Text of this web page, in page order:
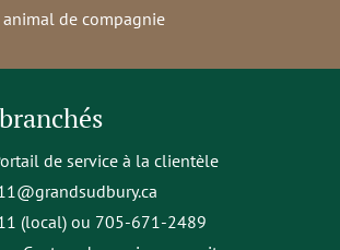
de compagnie
de service à la clientèle
(local) ou 705-671-2489